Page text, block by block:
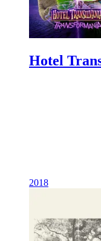
Hotel
2018